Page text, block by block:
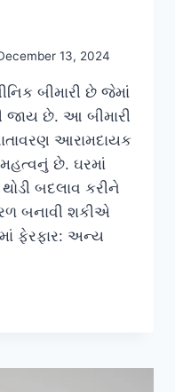
13, 2024
બીમારી છે જેમાં
જાય છે. આ બીમારી
આરામદાયક
છે. ઘરમાં
થોડી બદલાવ કરીને
બનાવી શકીએ
ફેરફાર: અન્ય